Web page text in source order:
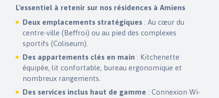
L'essentiel à retenir sur nos résidences à Amiens
Deux emplacements stratégiques : Au cœur du
centre-ville (Beffroi) ou au pied des complexes
sportifs (Coliseum).
Des appartements clés en main : Kitchenette
équipée, lit confortable, bureau ergonomique et
nombreux rangements.
Des services inclus haut de gamme : Connexion Wi-